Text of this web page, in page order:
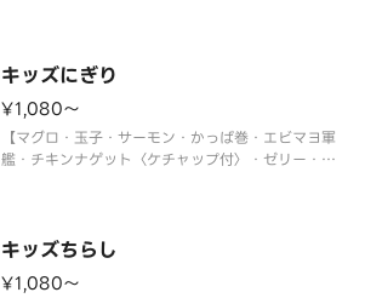
キッズにぎり
¥1,080〜
【マグロ・玉子・サーモン・かっぱ巻・エビマヨ軍
艦・チキンナゲット〈ケチャップ付〉・ゼリー・ジ
キッズちらし
¥1,080〜